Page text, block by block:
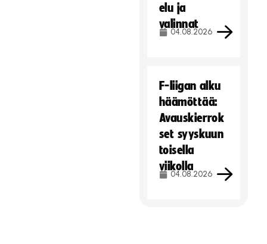
elu ja
valinnat
04.08.2026
F-liigan alku
häämöttää:
Avauskierrok
set syyskuun
toisella
viikolla
04.08.2026